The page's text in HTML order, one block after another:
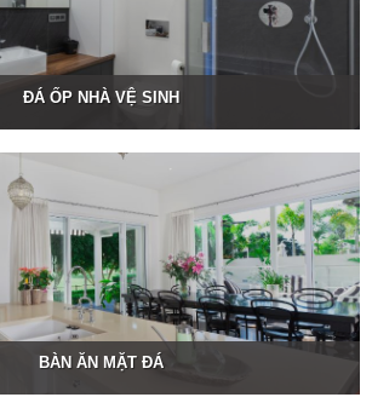
ĐÁ ỐP NHÀ VỆ SINH
BÀN ĂN MẶT ĐÁ